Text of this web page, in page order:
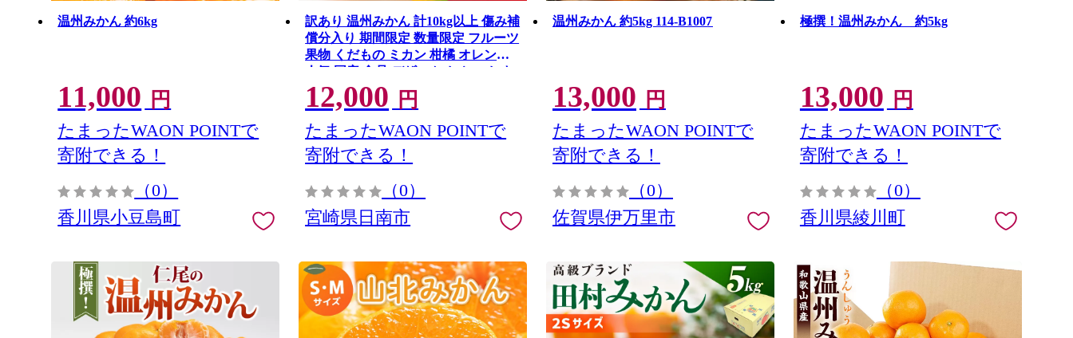
温州みかん 約6kg
11,000 円
たまったWAON POINTで
寄附できる！
（0）
香川県小豆島町
訳あり 温州みかん 計10kg以上 傷み補
償分入り 期間限定 数量限定 フルーツ
果物 くだもの ミカン 柑橘 オレンジ
人気 国産 食品 デザート おやつ おす
すめ 産地直送 ご家庭用 おすそ分け
特産品 ネイバーフッド 宮崎県 日南市
送料無料_BB176-26
12,000 円
たまったWAON POINTで
寄附できる！
（0）
宮崎県日南市
温州みかん 約5kg 114-B1007
13,000 円
たまったWAON POINTで
寄附できる！
（0）
佐賀県伊万里市
極撰！温州みかん 約5kg
13,000 円
たまったWAON POINTで
寄附できる！
（0）
香川県綾川町